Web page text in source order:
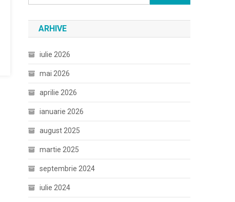
după:
ARHIVE
iulie 2026
mai 2026
aprilie 2026
ianuarie 2026
august 2025
martie 2025
septembrie 2024
iulie 2024